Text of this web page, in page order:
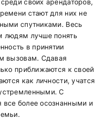
своих арендаторов,
стают для них не
спутниками. Весь
людям лучше понять
в принятии
вызовам. Сдавая
приближаются к своей
как личности, учатся
С
более осознанными и